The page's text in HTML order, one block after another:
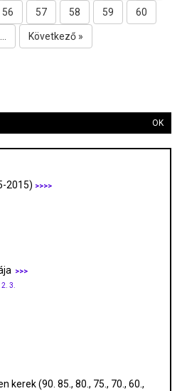
56 57 58 59 60
Következő »
OK
2015) >>>>
>>>
2. 3.
kerek (90. 85., 80., 75., 70., 60.,